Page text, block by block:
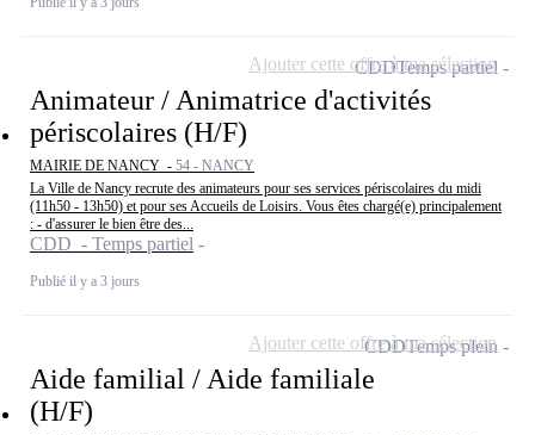
Animateur / Animatrice d'activités
périscolaires (H/F)
MAIRIE DE NANCY - 54 - NANCY
La Ville de Nancy recrute des animateurs pour ses services périscolaires du midi
(11h50 - 13h50) et pour ses Accueils de Loisirs. Vous êtes chargé(e) principalement
: - d'assurer le bien être des...
CDD - Temps partiel
Publié il y a 3 jours
CDDTemps partiel
Ajouter cette offre à ma sélection
Aide familial / Aide familiale
(H/F)
CDDTemps plein
Ajouter cette offre à ma sélection